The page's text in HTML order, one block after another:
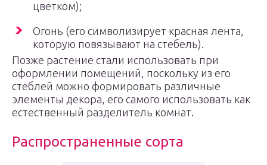
цветком);
Огонь (его символизирует красная лента,
которую повязывают на стебель).
Позже растение стали использовать при
оформлении помещений, поскольку из его
стеблей можно формировать различные
элементы декора, его самого использовать как
естественный разделитель комнат.
Распространенные сорта